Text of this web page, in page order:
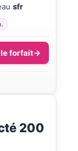
sfr
forfait
200